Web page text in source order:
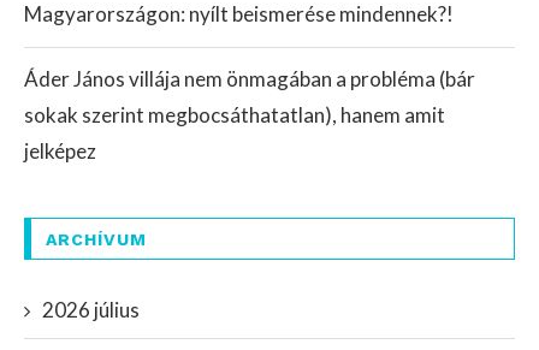
Magyarországon: nyílt beismerése mindennek?!
Áder János villája nem önmagában a probléma (bár
sokak szerint megbocsáthatatlan), hanem amit
jelképez
ARCHÍVUM
2026 július